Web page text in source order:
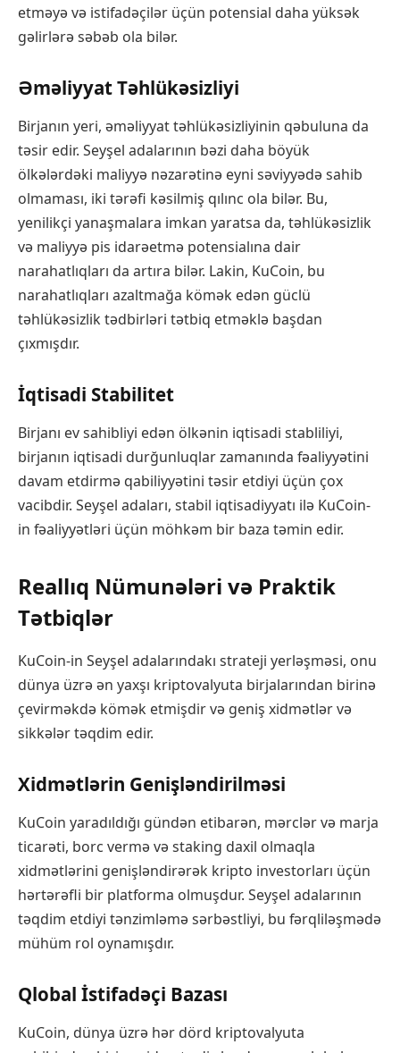
etməyə və istifadəçilər üçün potensial daha yüksək
gəlirlərə səbəb ola bilər.
Əməliyyat Təhlükəsizliyi
Birjanın yeri, əməliyyat təhlükəsizliyinin qəbuluna da
təsir edir. Seyşel adalarının bəzi daha böyük
ölkələrdəki maliyyə nəzarətinə eyni səviyyədə sahib
olmaması, iki tərəfi kəsilmiş qılınc ola bilər. Bu,
yenilikçi yanaşmalara imkan yaratsa da, təhlükəsizlik
və maliyyə pis idarəetmə potensialına dair
narahatlıqları da artıra bilər. Lakin, KuCoin, bu
narahatlıqları azaltmağa kömək edən güclü
təhlükəsizlik tədbirləri tətbiq etməklə başdan
çıxmışdır.
İqtisadi Stabilitet
Birjanı ev sahibliyi edən ölkənin iqtisadi stabliliyi,
birjanın iqtisadi durğunluqlar zamanında fəaliyyətini
davam etdirmə qabiliyyətini təsir etdiyi üçün çox
vacibdir. Seyşel adaları, stabil iqtisadiyyatı ilə KuCoin-
in fəaliyyətləri üçün möhkəm bir baza təmin edir.
Reallıq Nümunələri və Praktik
Tətbiqlər
KuCoin-in Seyşel adalarındakı strateji yerləşməsi, onu
dünya üzrə ən yaxşı kriptovalyuta birjalarından birinə
çevirməkdə kömək etmişdir və geniş xidmətlər və
sikkələr təqdim edir.
Xidmətlərin Genişləndirilməsi
KuCoin yaradıldığı gündən etibarən, mərclər və marja
ticarəti, borc vermə və staking daxil olmaqla
xidmətlərini genişləndirərək kripto investorları üçün
hərtərəfli bir platforma olmuşdur. Seyşel adalarının
təqdim etdiyi tənzimləmə sərbəstliyi, bu fərqliləşmədə
mühüm rol oynamışdır.
Qlobal İstifadəçi Bazası
KuCoin, dünya üzrə hər dörd kriptovalyuta